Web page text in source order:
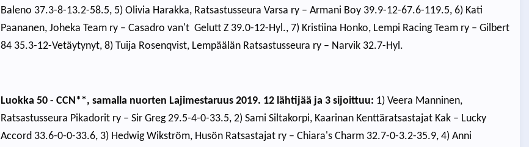
Baleno 37.3-8-13.2-58.5, 5) Olivia Harakka, Ratsastusseura Varsa ry – Armani Boy 39.9-12-67.6-119.5, 6) Kati
Paananen, Joheka Team ry – Casadro van't Gelutt Z 39.0-12-Hyl., 7) Kristiina Honko, Lempi Racing Team ry – Gilbert
84 35.3-12-Vetäytynyt, 8) Tuija Rosenqvist, Lempäälän Ratsastusseura ry – Narvik 32.7-Hyl.
Luokka 50 - CCN**, samalla nuorten Lajimestaruus 2019. 12 lähtijää ja 3 sijoittuu: 1) Veera Manninen,
Ratsastusseura Pikadorit ry – Sir Greg 29.5-4-0-33.5, 2) Sami Siltakorpi, Kaarinan Kenttäratsastajat Kak – Lucky
Accord 33.6-0-0-33.6, 3) Hedwig Wikström, Husön Ratsastajat ry – Chiara's Charm 32.7-0-3.2-35.9, 4) Anni